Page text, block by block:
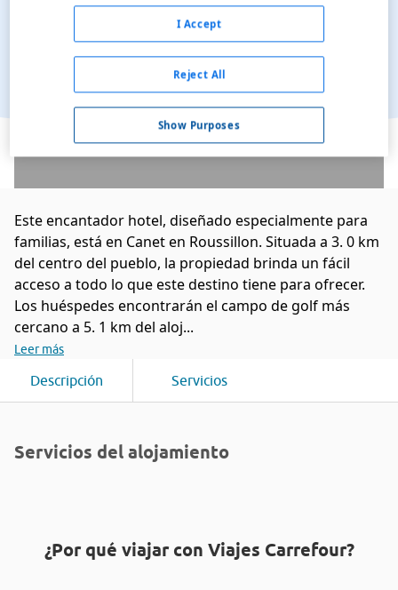
Ver en el mapa
Este encantador hotel, diseñado especialmente para
familias, está en Canet en Roussillon. Situada a 3. 0 km
del centro del pueblo, la propiedad brinda un fácil
acceso a todo lo que este destino tiene para ofrecer.
Los huéspedes encontrarán el campo de golf más
cercano a 5. 1 km del aloj...
Leer más
Descripción Servicios
Servicios del alojamiento
¿Por qué viajar con Viajes Carrefour?
Show Purposes
Reject All
I Accept